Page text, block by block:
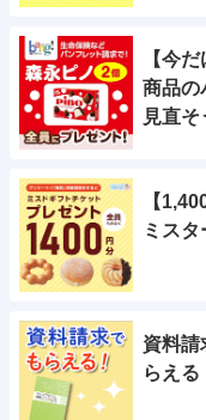
【今
商品の
見直そ
【
ミスタ
資料請
らえる